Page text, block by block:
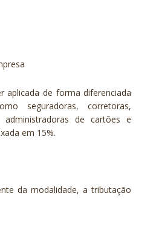
aplicada de forma diferenciada
seguradoras, corretoras,
administradoras de cartões e
em 15%.
da modalidade, a tributação